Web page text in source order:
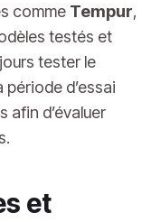
comme Tempur,
testés et
tester le
d’essai
afin d’évaluer
et